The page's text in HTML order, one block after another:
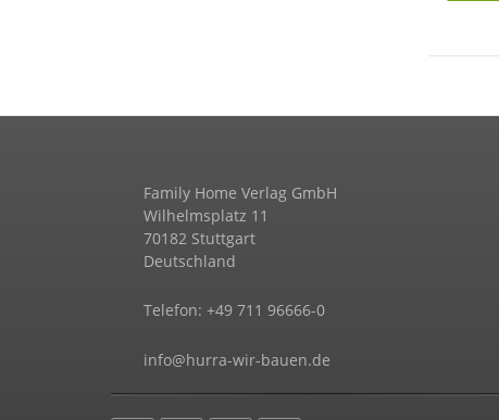
Family Home Verlag GmbH
Wilhelmsplatz 11
70182 Stuttgart
Deutschland
Telefon: +49 711 96666-0
info@hurra-wir-bauen.de